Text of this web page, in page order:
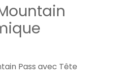
Pass avec Tête